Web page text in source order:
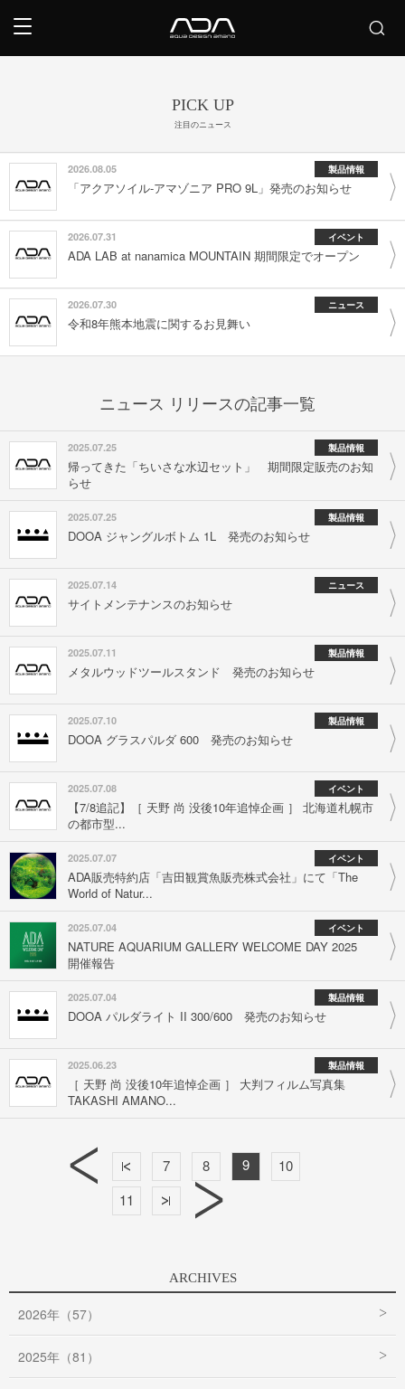
PICK UP
注目のニュース
2026.08.05 製品情報
「アクアソイル-アマゾニア PRO 9L」発売のお知らせ
2026.07.31 イベント
ADA LAB at nanamica MOUNTAIN 期間限定でオープン
2026.07.30 ニュース
令和8年熊本地震に関するお見舞い
ニュース リリースの記事一覧
2025.07.25 製品情報
帰ってきた「ちいさな水辺セット」 期間限定販売のお知
らせ
2025.07.25 製品情報
DOOA ジャングルボトム 1L 発売のお知らせ
2025.07.14 ニュース
サイトメンテナンスのお知らせ
2025.07.11 製品情報
メタルウッドツールスタンド 発売のお知らせ
2025.07.10 製品情報
DOOA グラスパルダ 600 発売のお知らせ
2025.07.08 イベント
【7/8追記】［ 天野 尚 没後10年追悼企画 ］ 北海道札幌市
の都市型...
2025.07.07 イベント
ADA販売特約店「吉田観賞魚販売株式会社」にて「The
World of Natur...
2025.07.04 イベント
NATURE AQUARIUM GALLERY WELCOME DAY 2025
開催報告
2025.07.04 製品情報
DOOA パルダライト II 300/600 発売のお知らせ
2025.06.23 製品情報
［ 天野 尚 没後10年追悼企画 ］ 大判フィルム写真集
TAKASHI AMANO...
7 8 9
10
11
ARCHIVES
2026年（57）
2025年（81）